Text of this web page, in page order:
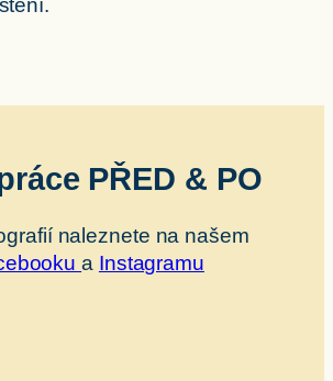
PŘED & PO
naleznete na našem
a Instagramu